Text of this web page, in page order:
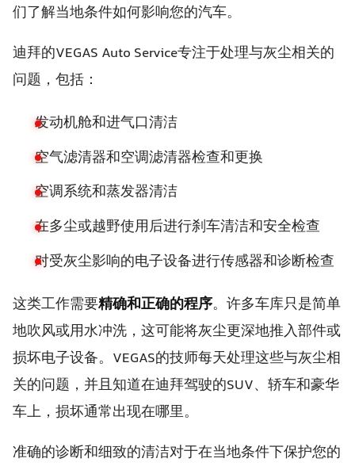
们了解当地条件如何影响您的汽车。
迪拜的VEGAS Auto Service专注于处理与灰尘相关的
问题，包括：
发动机舱和进气口清洁
空气滤清器和空调滤清器检查和更换
空调系统和蒸发器清洁
在多尘或越野使用后进行刹车清洁和安全检查
对受灰尘影响的电子设备进行传感器和诊断检查
这类工作需要精确和正确的程序。许多车库只是简单
地吹风或用水冲洗，这可能将灰尘更深地推入部件或
损坏电子设备。VEGAS的技师每天处理这些与灰尘相
关的问题，并且知道在迪拜驾驶的SUV、轿车和豪华
车上，损坏通常出现在哪里。
准确的诊断和细致的清洁对于在当地条件下保护您的